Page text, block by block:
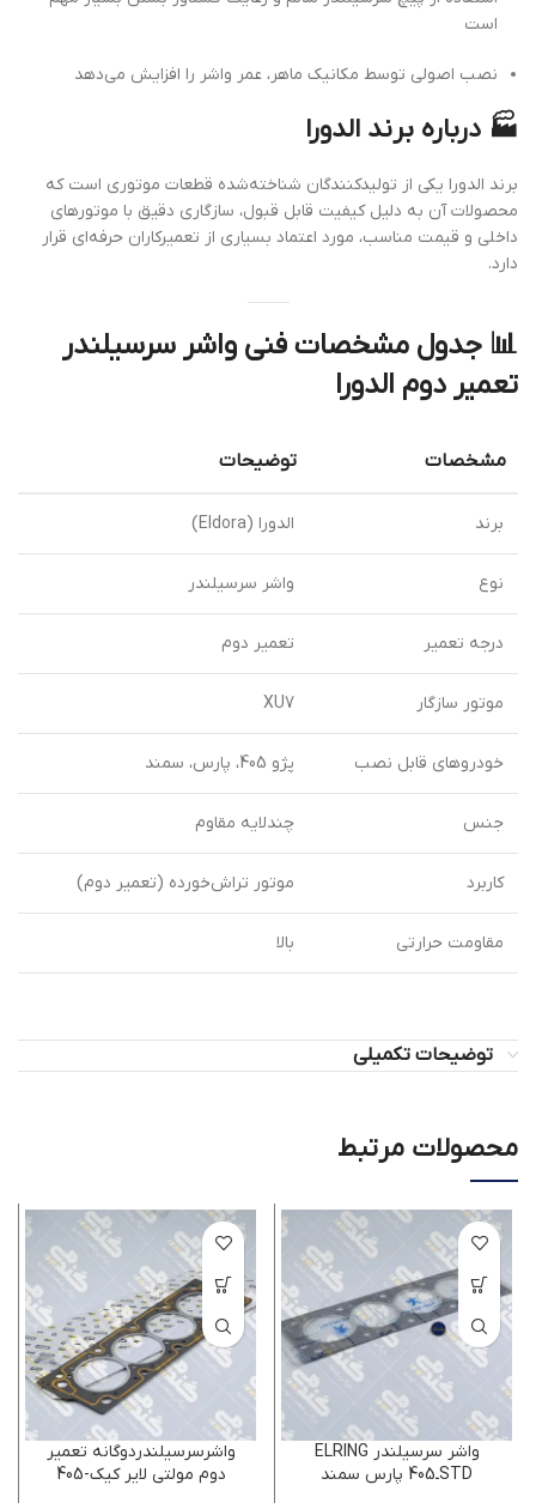
است
نصب اصولی توسط مکانیک ماهر، عمر واشر را افزایش می‌دهد
🏭 درباره برند الدورا
برند الدورا یکی از تولیدکنندگان شناخته‌شده قطعات موتوری است که
محصولات آن به دلیل کیفیت قابل قبول، سازگاری دقیق با موتورهای
داخلی و قیمت مناسب، مورد اعتماد بسیاری از تعمیرکاران حرفه‌ای قرار
دارد.
📊 جدول مشخصات فنی واشر سرسیلندر
تعمیر دوم الدورا
مشخصات توضیحات
برند الدورا (Eldora)
نوع واشر سرسیلندر
درجه تعمیر تعمیر دوم
موتور سازگار XU7
خودروهای قابل نصب پژو 405، پارس، سمند
جنس چندلایه مقاوم
کاربرد موتور تراش‌خورده (تعمیر دوم)
مقاومت حرارتی بالا
توضیحات تکمیلی
محصولات مرتبط
واشر سرسيلندر ELRING
STDـ405 پارس سمند
واشرسرسيلندردوگانه تعمير
دوم مولتي لاير كيك-405